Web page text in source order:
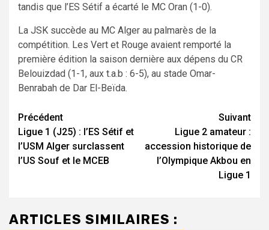
tandis que l’ES Sétif a écarté le MC Oran (1-0).
La JSK succède au MC Alger au palmarès de la
compétition. Les Vert et Rouge avaient remporté la
première édition la saison dernière aux dépens du CR
Belouizdad (1-1, aux t.a.b : 6-5), au stade Omar-
Benrabah de Dar El-Beïda.
Navigation
d’article
Précédent
Ligue 1 (J25) : l’ES Sétif et
l’USM Alger surclassent
l’US Souf et le MCEB
Suivant
Ligue 2 amateur :
accession historique de
l’Olympique Akbou en
Ligue 1
ARTICLES SIMILAIRES :